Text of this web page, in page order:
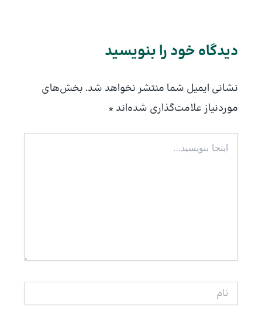
دیدگاه‌ خود را بنویسید
نشانی ایمیل شما منتشر نخواهد شد. بخش‌های
موردنیاز علامت‌گذاری شده‌اند *
بنویسید…
نام